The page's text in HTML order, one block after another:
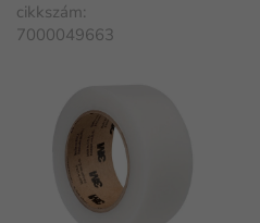
cikkszám:
7000049663